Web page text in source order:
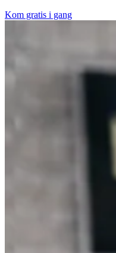
Kom gratis i gang